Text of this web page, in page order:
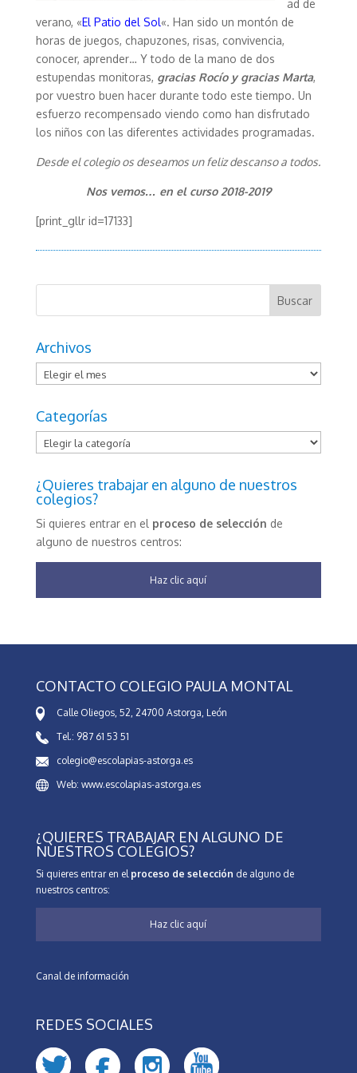
ad de
verano, «El Patio del Sol«. Han sido un montón de
horas de juegos, chapuzones, risas, convivencia,
conocer, aprender… Y todo de la mano de dos
estupendas monitoras, gracias Rocío y gracias Marta,
por vuestro buen hacer durante todo este tiempo. Un
esfuerzo recompensado viendo como han disfrutado
los niños con las diferentes actividades programadas.
Desde el colegio os deseamos un feliz descanso a todos.
Nos vemos… en el curso 2018-2019
[print_gllr id=17133]
Archivos
Archivos
Categorías
Categorías
¿Quieres trabajar en alguno de nuestros
colegios?
Si quieres entrar en el proceso de selección de
alguno de nuestros centros:
Haz clic aquí
CONTACTO COLEGIO PAULA MONTAL
Calle Oliegos, 52, 24700 Astorga, León
Tel.: 987 61 53 51
colegio@escolapias-astorga.es
Web: www.escolapias-astorga.es
¿QUIERES TRABAJAR EN ALGUNO DE
NUESTROS COLEGIOS?
Si quieres entrar en el proceso de selección de alguno de
nuestros centros:
Haz clic aquí
Canal de información
REDES SOCIALES